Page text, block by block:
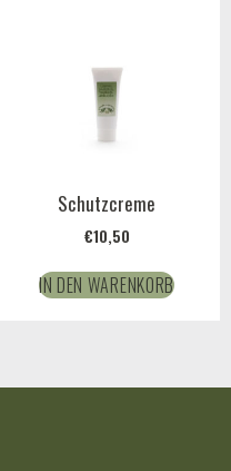
Schutzcreme
€10,50
IN DEN WARENKORB